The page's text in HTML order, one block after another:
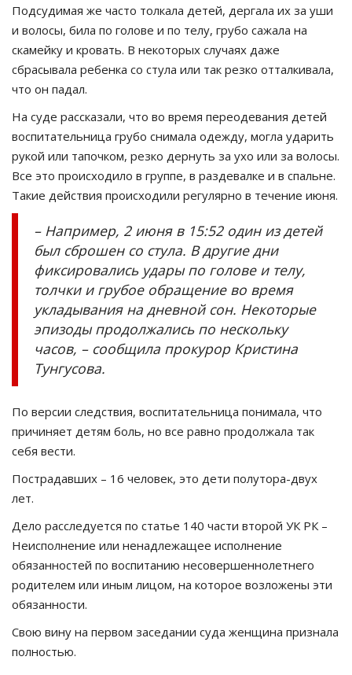
Подсудимая же часто толкала детей, дергала их за уши
и волосы, била по голове и по телу, грубо сажала на
скамейку и кровать. В некоторых случаях даже
сбрасывала ребенка со стула или так резко отталкивала,
что он падал.
На суде рассказали, что во время переодевания детей
воспитательница грубо снимала одежду, могла ударить
рукой или тапочком, резко дернуть за ухо или за волосы.
Все это происходило в группе, в раздевалке и в спальне.
Такие действия происходили регулярно в течение июня.
– Например, 2 июня в 15:52 один из детей
был сброшен со стула. В другие дни
фиксировались удары по голове и телу,
толчки и грубое обращение во время
укладывания на дневной сон. Некоторые
эпизоды продолжались по нескольку
часов, – сообщила прокурор Кристина
Тунгусова.
По версии следствия, воспитательница понимала, что
причиняет детям боль, но все равно продолжала так
себя вести.
Пострадавших – 16 человек, это дети полутора-двух
лет.
Дело расследуется по статье 140 части второй УК РК –
Неисполнение или ненадлежащее исполнение
обязанностей по воспитанию несовершеннолетнего
родителем или иным лицом, на которое возложены эти
обязанности.
Свою вину на первом заседании суда женщина признала
полностью.